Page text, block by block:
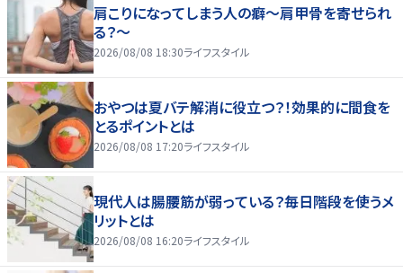
肩こりになってしまう人の癖～肩甲骨を寄せられ
る？～
2026/08/08 18:30ライフスタイル
おやつは夏バテ解消に役立つ？！効果的に間食を
とるポイントとは
2026/08/08 17:20ライフスタイル
現代人は腸腰筋が弱っている？毎日階段を使うメ
リットとは
2026/08/08 16:20ライフスタイル